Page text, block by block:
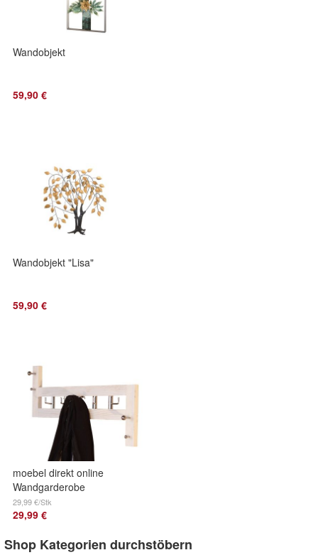
Wandobjekt
59,90 €
Wandobjekt "Lisa"
59,90 €
moebel direkt online
Wandgarderobe
Garderobe
29,99 €/Stk
29,99 €
Shop Kategorien durchstöbern